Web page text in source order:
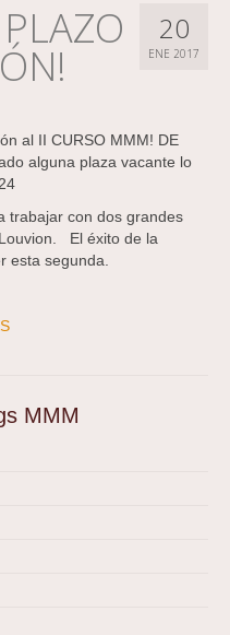
20
ENE 2017
al II CURSO MMM! DE
alguna plaza vacante lo
trabajar con dos grandes
El éxito de la
esta segunda.
MMM